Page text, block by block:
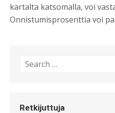
kartalta katsomalla, voi
Onnistumisprosenttia voi
Search
Retkijuttuja